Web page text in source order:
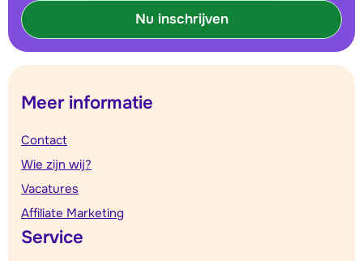
Nu inschrijven
Meer informatie
Contact
Wie zijn wij?
Vacatures
Affiliate Marketing
Service